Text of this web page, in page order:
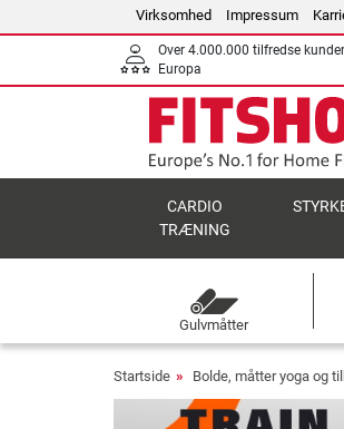
Virksomhed Impressum
Over 4.000.000 tilfredse
Europa
CARDIO
TRÆNING
Gulvmåtter
Startside Bolde, måtter yoga og